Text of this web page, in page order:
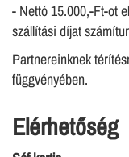
- Nettó 15.000,-Ft-ot
szállítási díjat
Partnereinknek
függvényében.
Elérhetőség